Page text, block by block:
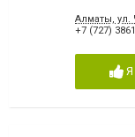
Алматы, ул.
+7 (727)
Я